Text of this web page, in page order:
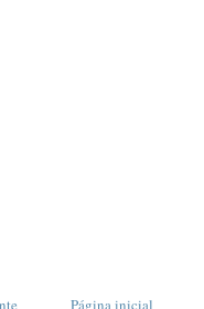
Página inicial